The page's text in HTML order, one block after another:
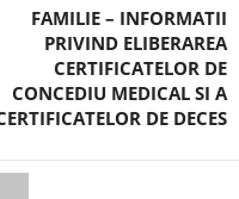
FAMILIE – INFORMATII
PRIVIND ELIBERAREA
CERTIFICATELOR DE
CONCEDIU MEDICAL SI A
DE DECES